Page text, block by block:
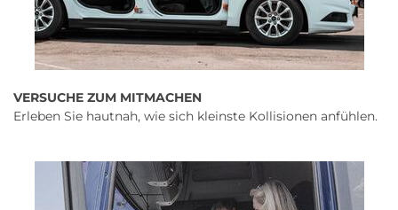
VERSUCHE ZUM MITMACHEN
Erleben Sie hautnah, wie sich kleinste Kollisionen anfühlen.